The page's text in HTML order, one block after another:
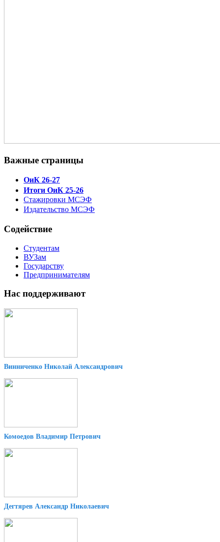
Важные страницы
ОиК 26-27
Итоги ОиК 25-26
Стажировки МСЭФ
Издательство МСЭФ
Содействие
Студентам
ВУЗам
Государству
Предпринимателям
Нас поддерживают
Винниченко Николай Александрович
Комоедов Владимир Петрович
Дегтярев Александр Николаевич